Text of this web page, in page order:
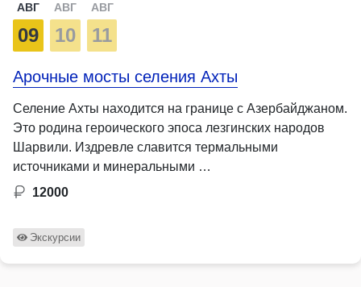
АВГ
09
АВГ
10
АВГ
11
Арочные мосты селения Ахты
Селение Ахты находится на границе с Азербайджаном.
Это родина героического эпоса лезгинских народов
Шарвили. Издревле славится термальными
источниками и минеральными …
12000
Экскурсии